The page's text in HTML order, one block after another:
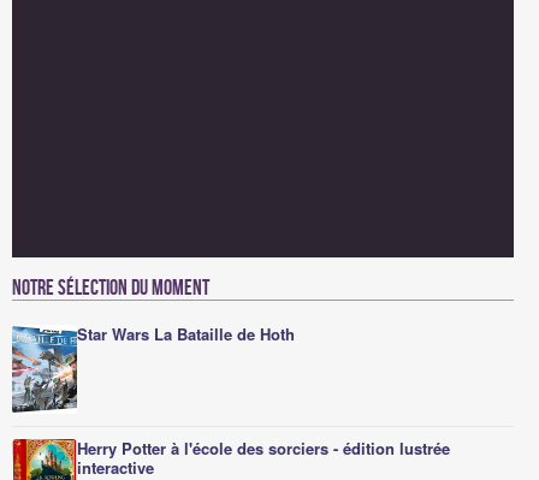
Notre sélection du moment
Star Wars La Bataille de Hoth
Herry Potter à l'école des sorciers - édition lustrée
interactive